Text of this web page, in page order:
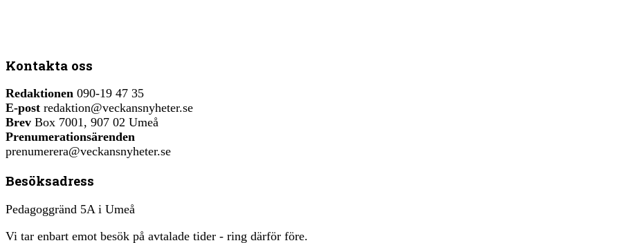
Kontakta oss
Redaktionen 090-19 47 35
E-post redaktion@veckansnyheter.se
Brev Box 7001, 907 02 Umeå
Prenumerationsärenden
prenumerera@veckansnyheter.se
Besöksadress
Pedagoggränd 5A i Umeå
Vi tar enbart emot besök på avtalade tider - ring därför före.